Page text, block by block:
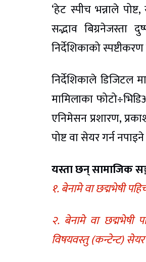
‘हेट स्पीच भन्नाले
सद्भाव बिग्रनेजस्ता
निर्देशिकाको
निर्देशिकाले डिजिटल
मामिलाका
एनिमेसन प्रशारण,
पोष्ट वा सेयर गर्न
यस्ता छन् सामाजिक
१. बेनामे वा छद्मभेषी
२. बेनामे वा छद्मभेषी
विषयवस्तु (कन्टेन्ट) सेयर